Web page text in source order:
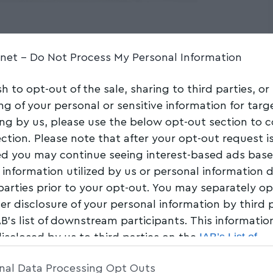
- Do Not Process My Personal Information
to opt-out of the sale, sharing to third parties, or
of your personal or sensitive information for
by us, please use the below opt-out section to
Please note that after your opt-out request is
you may continue seeing interest-based ads
information utilized by us or personal information
prior to your opt-out. You may separately
disclosure of your personal information by third
list of downstream participants. This
by us to third parties on the IAB’s List of
Data Processing Opt Outs
Συνέδριο –
Π.Ε. Μαγνησίας
Share 1 Min Read